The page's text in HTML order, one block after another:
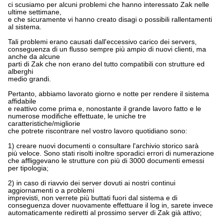
ci scusiamo per alcuni problemi che hanno interessato Zak nelle
ultime settimane,
e che sicuramente vi hanno creato disagi o possibili rallentamenti
al sistema.
Tali problemi erano causati dall'eccessivo carico dei servers,
conseguenza di un flusso sempre più ampio di nuovi clienti, ma
anche da alcune
parti di Zak che non erano del tutto compatibili con strutture ed
alberghi
medio grandi.
Pertanto, abbiamo lavorato giorno e notte per rendere il sistema
affidabile
e reattivo come prima e, nonostante il grande lavoro fatto e le
numerose modifiche effettuate, le uniche tre
caratteristiche/migliorie
che potrete riscontrare nel vostro lavoro quotidiano sono:
1) creare nuovi documenti o consultare l'archivio storico sarà
più veloce. Sono stati risolti inoltre sporadici errori di numerazione
che affliggevano le strutture con più di 3000 documenti emessi
per tipologia;
2) in caso di riavvio dei server dovuti ai nostri continui
aggiornamenti o a problemi
imprevisti, non verrete più buttati fuori dal sistema e di
conseguenza dover nuovamente effettuare il log in, sarete invece
automaticamente rediretti al prossimo server di Zak già attivo;